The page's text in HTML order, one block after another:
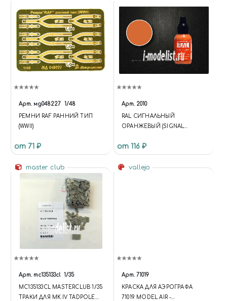
Арт. мд048227 1/48
РЕМНИ RAF РАННИЙ ТИП
(WWII)
от 71 ₽
Арт. 2010
RAL СИГНАЛЬНЫЙ
ОРАНЖЕВЫЙ (SIGNAL
от 116 ₽
master club
Арт. mc135133cl 1/35
MC135133CL MASTERCLUB 1/35
ТРАКИ ДЛЯ MK.IV TADPOLE
vallejo
Арт. 71019
КРАСКА ДЛЯ АЭРОГРАФА
71019 MODEL AIR -